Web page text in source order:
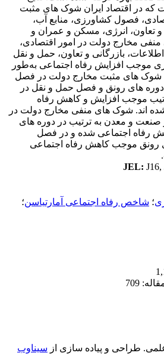
ﮐﻪ در اﻗﺘﺼﺎد اﯾﺮان شوک ­های مثبت
فصول کشاورزی، منابع آب،
تعاون، انرژی، مسکن و عمران و
مخارج دولت در امور اقتصادی،
بازرگانی و تعاون، حمل و نقل
موجب افزایش رفاه اجتماعی به‌طور
شوک­ های مثبت مخارج دولت در فصل
­های رونق و فصل حمل و نقل در
موجب افزایش و کاهش رفاه
شده­ اند. شوک­ های منفی مخارج دولت در
و معدن به ترتیب در دوره ­های
رفاه اجتماعی شده و در فصل
موجب کاهش رفاه اجتماعی
JEL:
؛ شاخص رفاه اجتماعی آمارتیاسن؛
709
طراحی و پیاده سازی از سیناوب